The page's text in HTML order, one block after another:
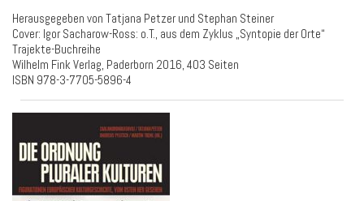
Herausgegeben von Tatjana Petzer und Stephan Steiner
Cover: Igor Sacharow-Ross: o.T., aus dem Zyklus „Syntopie der Orte“
Trajekte-Buchreihe
Wilhelm Fink Verlag, Paderborn 2016, 403 Seiten
ISBN 978-3-7705-5896-4